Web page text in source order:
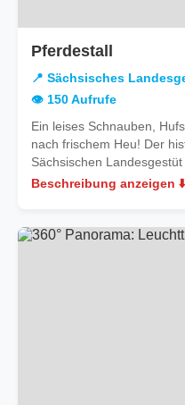
Pferdestall
📍 Sächsisches
👁️ 150 Aufrufe
Ein leises Schnauben,
nach frischem Heu! Der
Sächsischen Landesgestüt
Beschreibung anzeigen ⬇️